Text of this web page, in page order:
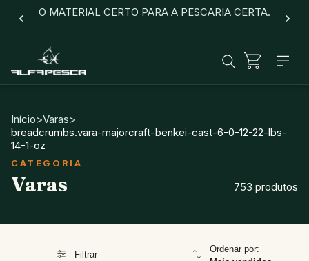
O MATERIAL CERTO PARA A PESCARIA CERTA.
Início>Varas>
breadcrumbs.vara-majorcraft-benkei-cast-6-0-12-22-lbs-
14-1-oz
Varas 753 produtos
Filtrar
Ordenar por: